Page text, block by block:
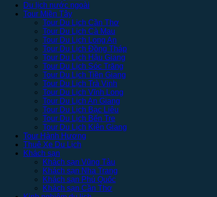
Du lịch nước ngoài
Tour Miền Tây
Tour Du Lịch Cần Thơ
Tour Du Lịch Cà Mau
Tour Du Lịch Long An
Tour Du Lịch Đồng Tháp
Tour Du Lịch Hậu Giang
Tour Du Lịch Sóc Trăng
Tour Du Lịch Tiền Giang
Tour Du Lịch Trà Vinh
Tour Du Lịch Vĩnh Long
Tour Du Lịch An Giang
Tour Du Lịch Bạc Liêu
Tour Du Lịch Bến Tre
Tour Du Lịch Kiên Giang
Tour Hành Hương
Thuê Xe Du Lịch
Khách sạn
Khách sạn Vũng Tàu
Khách sạn Nha Trang
Khách sạn Phú Quốc
Khách sạn Cần Thơ